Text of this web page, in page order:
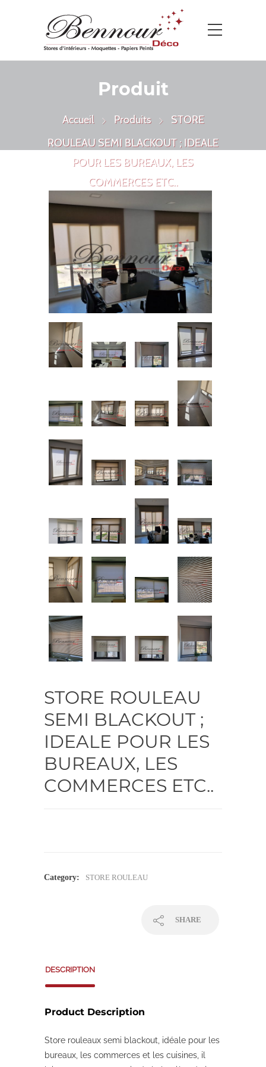
Produit
Accueil Produits
STORE
ROULEAU SEMI BLACKOUT ; IDEALE
POUR LES BUREAUX, LES
COMMERCES ETC..
STORE ROULEAU
SEMI BLACKOUT ;
IDEALE POUR LES
BUREAUX, LES
COMMERCES ETC..
Category: STORE ROULEAU
SHARE
DESCRIPTION
Product Description
Store rouleaux semi blackout, idéale pour les
bureaux, les commerces et les cuisines, il